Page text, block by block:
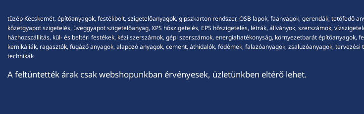
tüzép Kecskemét, építőanyagok, festékbolt, szigetelőanyagok, gipszkarton rendszer, OSB lapok, faanyagok, gerendák, tetőfedő
kőzetgyapot szigetelés, üveggyapot szigetelőanyag, XPS hőszigetelés, EPS hőszigetelés, létrák, állványok, szerszámok,
házhozszállítás, kül- és beltéri festékek, kézi szerszámok, gépi szerszámok, energiahatékonyság, környezetbarát
kemikáliák, ragasztók, fugázó anyagok, alapozó anyagok, cement, áthidalók, födémek, falazóanyagok, zsaluzóanyagok,
technikák
A feltüntették árak csak webshopunkban érvényesek, üzletünkben eltérő lehet.